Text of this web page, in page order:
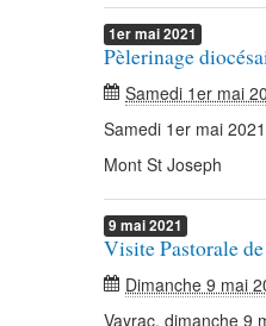
1ermai2021
Pèlerinage
Samedi 1er mai
Samedi 1er mai
Mont St Joseph
9 mai2021
Visite Pastorale
Dimanche 9 mai
Vayrac, dimanche 9